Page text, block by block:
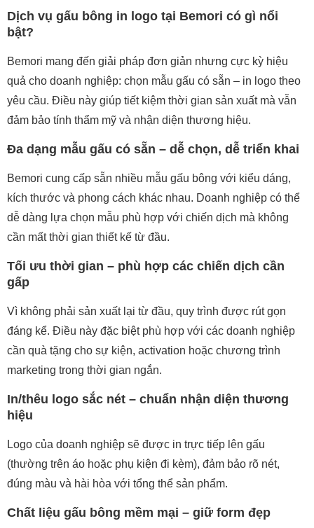
Dịch vụ gấu bông in logo tại Bemori có gì nổi
bật?
Bemori mang đến giải pháp đơn giản nhưng cực kỳ hiệu
quả cho doanh nghiệp: chọn mẫu gấu có sẵn – in logo theo
yêu cầu. Điều này giúp tiết kiệm thời gian sản xuất mà vẫn
đảm bảo tính thẩm mỹ và nhận diện thương hiệu.
Đa dạng mẫu gấu có sẵn – dễ chọn, dễ triển khai
Bemori cung cấp sẵn nhiều mẫu gấu bông với kiểu dáng,
kích thước và phong cách khác nhau. Doanh nghiệp có thể
dễ dàng lựa chọn mẫu phù hợp với chiến dịch mà không
cần mất thời gian thiết kế từ đầu.
Tối ưu thời gian – phù hợp các chiến dịch cần
gấp
Vì không phải sản xuất lại từ đầu, quy trình được rút gọn
đáng kể. Điều này đặc biệt phù hợp với các doanh nghiệp
cần quà tặng cho sự kiện, activation hoặc chương trình
marketing trong thời gian ngắn.
In/thêu logo sắc nét – chuẩn nhận diện thương
hiệu
Logo của doanh nghiệp sẽ được in trực tiếp lên gấu
(thường trên áo hoặc phụ kiện đi kèm), đảm bảo rõ nét,
đúng màu và hài hòa với tổng thể sản phẩm.
Chất liệu gấu bông mềm mại – giữ form đẹp